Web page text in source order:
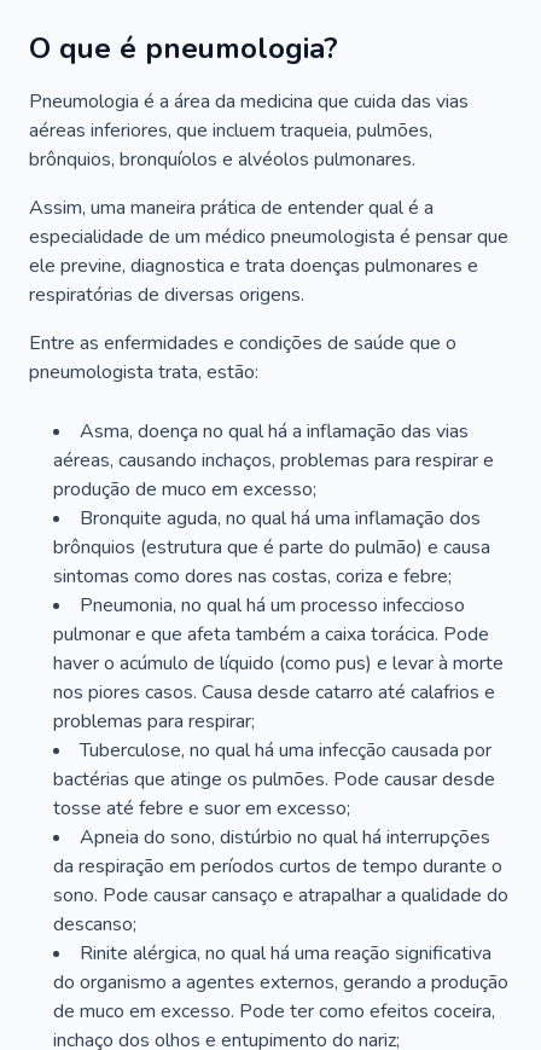
O que é pneumologia?
Pneumologia é a área da medicina que cuida das vias
aéreas inferiores, que incluem traqueia, pulmões,
brônquios, bronquíolos e alvéolos pulmonares.
Assim, uma maneira prática de entender qual é a
especialidade de um médico pneumologista é pensar que
ele previne, diagnostica e trata doenças pulmonares e
respiratórias de diversas origens.
Entre as enfermidades e condições de saúde que o
pneumologista trata, estão:
Asma, doença no qual há a inflamação das vias
aéreas, causando inchaços, problemas para respirar e
produção de muco em excesso;
Bronquite aguda, no qual há uma inflamação dos
brônquios (estrutura que é parte do pulmão) e causa
sintomas como dores nas costas, coriza e febre;
Pneumonia, no qual há um processo infeccioso
pulmonar e que afeta também a caixa torácica. Pode
haver o acúmulo de líquido (como pus) e levar à morte
nos piores casos. Causa desde catarro até calafrios e
problemas para respirar;
Tuberculose, no qual há uma infecção causada por
bactérias que atinge os pulmões. Pode causar desde
tosse até febre e suor em excesso;
Apneia do sono, distúrbio no qual há interrupções
da respiração em períodos curtos de tempo durante o
sono. Pode causar cansaço e atrapalhar a qualidade do
descanso;
Rinite alérgica, no qual há uma reação significativa
do organismo a agentes externos, gerando a produção
de muco em excesso. Pode ter como efeitos coceira,
inchaço dos olhos e entupimento do nariz;